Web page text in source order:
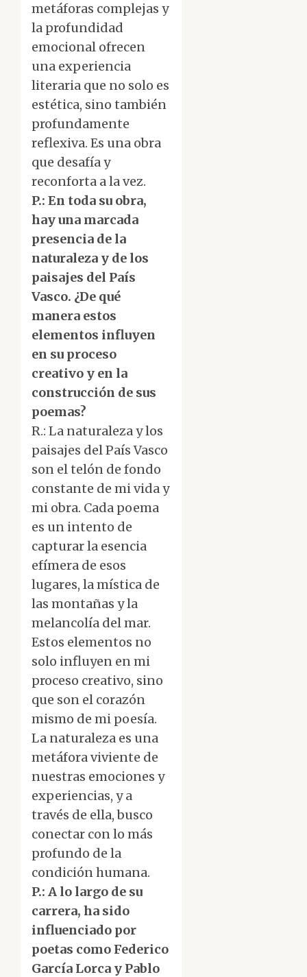
metáforas complejas y
la profundidad
emocional ofrecen
una experiencia
literaria que no solo es
estética, sino también
profundamente
reflexiva. Es una obra
que desafía y
reconforta a la vez.
P.: En toda su obra,
hay una marcada
presencia de la
naturaleza y de los
paisajes del País
Vasco. ¿De qué
manera estos
elementos influyen
en su proceso
creativo y en la
construcción de sus
poemas?
R.: La naturaleza y los
paisajes del País Vasco
son el telón de fondo
constante de mi vida y
mi obra. Cada poema
es un intento de
capturar la esencia
efímera de esos
lugares, la mística de
las montañas y la
melancolía del mar.
Estos elementos no
solo influyen en mi
proceso creativo, sino
que son el corazón
mismo de mi poesía.
La naturaleza es una
metáfora viviente de
nuestras emociones y
experiencias, y a
través de ella, busco
conectar con lo más
profundo de la
condición humana.
P.: A lo largo de su
carrera, ha sido
influenciado por
poetas como Federico
García Lorca y Pablo